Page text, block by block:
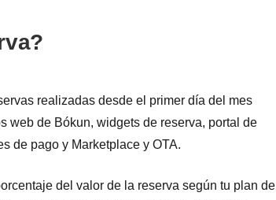
realizadas desde el primer día del mes
web de Bókun, widgets de reserva, portal de
de pago y Marketplace y OTA.
del valor de la reserva según tu plan de